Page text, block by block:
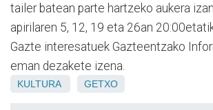
tailer batean parte hartzeko aukera
apirilaren 5, 12, 19 eta 26an
Gazte interesatuek Gazteentzako
eman dezakete izena.
KULTURA GETXO